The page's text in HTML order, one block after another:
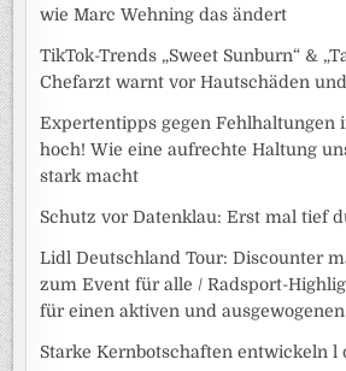
wie Marc Wehning das ändert
TikTok-Trends „Sweet Sunburn“ &
Chefarzt warnt vor Hautschäden
Expertentipps gegen Fehlhaltungen
hoch! Wie eine aufrechte Haltung
stark macht
Schutz vor Datenklau: Erst mal tief
Lidl Deutschland Tour: Discounter
zum Event für alle / Radsport-
für einen aktiven und
Starke Kernbotschaften entwickeln l